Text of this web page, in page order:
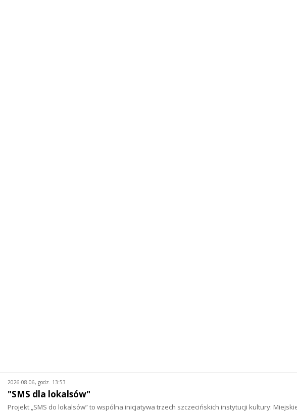
2026-08-06, godz. 13:53
"SMS dla lokalsów"
Projekt „SMS do lokalsów” to wspólna inicjatywa trzech szczecińskich instytucji kultury: